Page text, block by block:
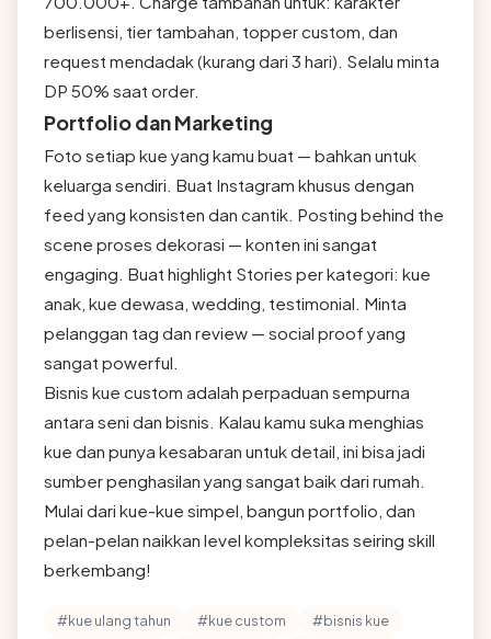
berlisensi, tier tambahan, topper custom, dan
request mendadak (kurang dari 3 hari). Selalu minta
DP 50% saat order.
Portfolio dan Marketing
Foto setiap kue yang kamu buat — bahkan untuk
keluarga sendiri. Buat Instagram khusus dengan
feed yang konsisten dan cantik. Posting behind the
scene proses dekorasi — konten ini sangat
engaging. Buat highlight Stories per kategori: kue
anak, kue dewasa, wedding, testimonial. Minta
pelanggan tag dan review — social proof yang
sangat powerful.
Bisnis kue custom adalah perpaduan sempurna
antara seni dan bisnis. Kalau kamu suka menghias
kue dan punya kesabaran untuk detail, ini bisa jadi
sumber penghasilan yang sangat baik dari rumah.
Mulai dari kue-kue simpel, bangun portfolio, dan
pelan-pelan naikkan level kompleksitas seiring skill
berkembang!
#kue ulang tahun #kue custom
#bisnis kue